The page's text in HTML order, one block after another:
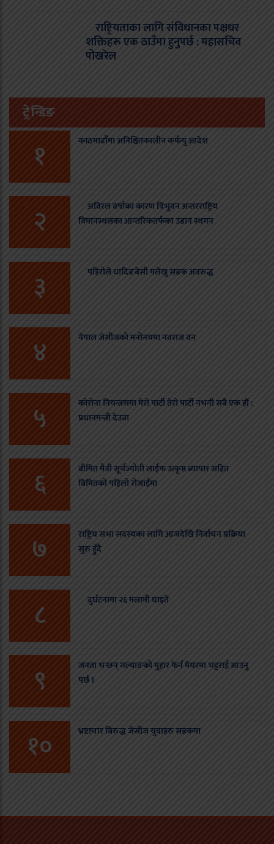
राष्ट्रियताका लागि संविधानका पक्षधर
शक्तिहरू एक ठाउँमा हुनुपर्छ : महासचिव
पोखरेल
ट्रेन्डिङ
१ काठमाडौँमा अनिश्चितकालीन कर्फयु आदेश
२
अविरल वर्षाका कारण त्रिभुवन अन्तरराष्ट्रिय
विमानस्थलका आन्तरिकतर्फका उडान स्थगन
३ पहिरोले धादिङबेसी मलेखु सडक अवरुद्ध
४ नेपाल जेसीजको मनोनयमा नवराज वन
५
कोरोना नियन्त्रणमा मेरो पार्टी तेरो पार्टी नभनी सबै एक हौं :
प्रधानमन्त्री देउवा
६
बीमित मैत्री सूर्यज्योती लाईफ उत्कृष्ठ ब्यापार सहित
बिमितको पहिलो रोजाईमा
७
राष्ट्रिय सभा सदस्यका लागि आजदेखि निर्वाचन प्रक्रिया
सुरु हुँदै
८ दुर्घटनामा २६ मलामी घाइते
९
जनता भन्छन् गल्याङको मुहार फेर्न मेयरमा भट्टराई आउनु
पर्छ ।
१० भ्रष्टाचार बिरुद्ध जेसीज युवाहरु सडकमा